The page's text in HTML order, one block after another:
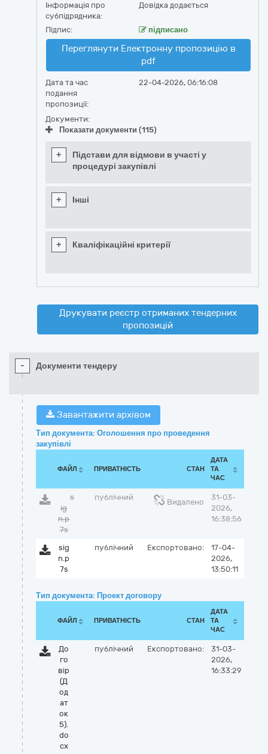
Інформація про
субпідрядника:
Довідка додається
Підпис: підписано
Переглянути Електронну пропозицію в
pdf
Дата та час
подання
пропозиції:
22-04-2026, 06:16:08
Документи:
Показати документи (115)
+
Підстави для відмови в участі у
процедурі закупівлі
+ Інші
+ Кваліфікаційні критерії
Друкувати реєстр отриманих тендерних
пропозицій
- Документи тендеру
Завантажити архівом
Тип документа: Оголошення про проведення
закупівлі
ФАЙЛ ПРИВАТНІСТЬ СТАН
ДАТА
ТА
ЧАС
s
ig
n.p
7s
публічний
Видалено
31-03-
2026,
16:38:56
sig
n.p
7s
публічний Експортовано:
17-04-
2026,
13:50:11
Тип документа: Проект договору
ФАЙЛ ПРИВАТНІСТЬ СТАН
ДАТА
ТА
ЧАС
До
го
вір
(Д
од
ат
ок
5).
do
cx
публічний Експортовано:
31-03-
2026,
16:33:29